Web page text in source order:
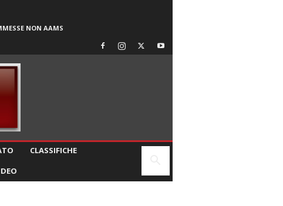
NON AAMS
CLASSIFICHE